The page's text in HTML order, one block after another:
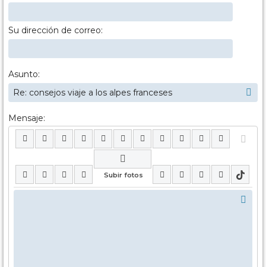
Su dirección de correo:
Asunto:
Mensaje: